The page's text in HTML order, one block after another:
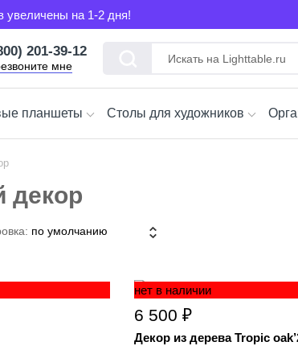
увеличены на 1-2 дня!
201-39-12
мне
планшеты Столы для художников
декор
нет в наличии
6 500 ₽
Декор из дерева Tropic